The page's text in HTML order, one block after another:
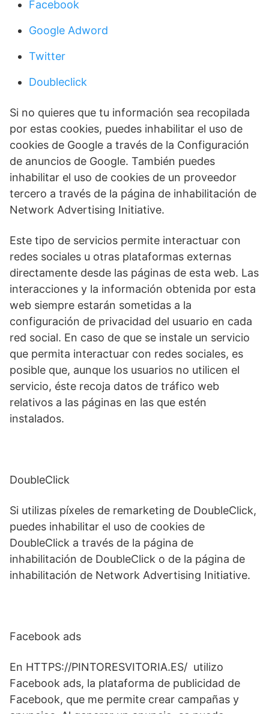
Facebook
Google Adword
Twitter
Doubleclick
Si no quieres que tu información sea recopilada
por estas cookies, puedes inhabilitar el uso de
cookies de Google a través de la Configuración
de anuncios de Google. También puedes
inhabilitar el uso de cookies de un proveedor
tercero a través de la página de inhabilitación de
Network Advertising Initiative.
Este tipo de servicios permite interactuar con
redes sociales u otras plataformas externas
directamente desde las páginas de esta web. Las
interacciones y la información obtenida por esta
web siempre estarán sometidas a la
configuración de privacidad del usuario en cada
red social. En caso de que se instale un servicio
que permita interactuar con redes sociales, es
posible que, aunque los usuarios no utilicen el
servicio, éste recoja datos de tráfico web
relativos a las páginas en las que estén
instalados.
DoubleClick
Si utilizas píxeles de remarketing de DoubleClick,
puedes inhabilitar el uso de cookies de
DoubleClick a través de la página de
inhabilitación de DoubleClick o de la página de
inhabilitación de Network Advertising Initiative.
Facebook ads
En HTTPS://PINTORESVITORIA.ES/ utilizo
Facebook ads, la plataforma de publicidad de
Facebook, que me permite crear campañas y